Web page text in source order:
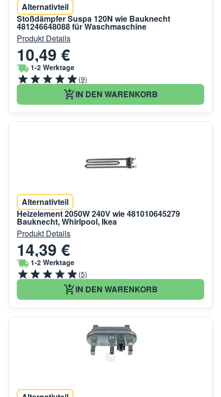
Alternativteil
Stoßdämpfer Suspa 120N wie Bauknecht
481246648088 für Waschmaschine
Produkt Details
10,49 €
1-2 Werktage
(9)
IN DEN WARENKORB
Alternativteil
Heizelement 2050W 240V wie 481010645279
Bauknecht, Whirlpool, Ikea
Produkt Details
14,39 €
1-2 Werktage
(5)
IN DEN WARENKORB